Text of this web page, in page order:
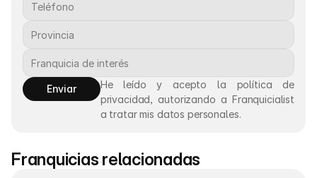
Enviar
He leído y acepto la política de
privacidad, autorizando a Franquicialist
a tratar mis datos personales.
Franquicias relacionadas